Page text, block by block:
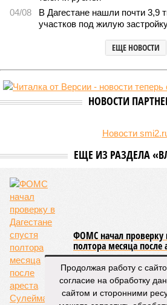
04/08
В Дагестане нашли почти 3,9
участков под жилую
ЕЩЕ НОВОСТИ
НОВОСТИ
Новости
ЕЩЕ ИЗ РАЗДЕЛА
ФОМС начал проверку
полтора месяца после
Продолжая работу с
согласие на обработку
сайтом и сторонними